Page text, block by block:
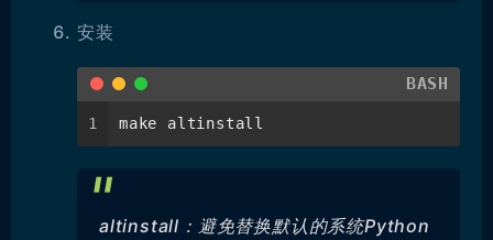
安装
BASH
1 make altinstall
altinstall：避免替换默认的系统Python